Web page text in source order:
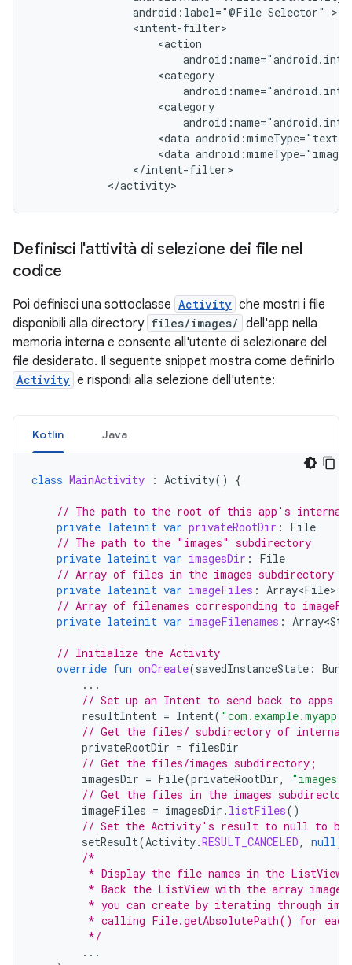
android:label="@File Selector"
<data
<data
</activity>
Definisci l'attività di selezione dei file nel
codice
Poi definisci una sottoclasse Activity che mostri i file
disponibili alla directory files/images/ dell'app nella
memoria interna e consente all'utente di selezionare del
file desiderato. Il seguente snippet mostra come definirlo
Activity e rispondi alla selezione dell'utente:
Kotlin Java
class MainActivity : Activity() {
// The path to the root of this app's internal
private lateinit var privateRootDir :
File
// The path to the "images" subdirectory
private lateinit var imagesDir :
File
// Array of files in the images subdirectory
private lateinit var imageFiles : Array<File>
// Array of filenames corresponding to
private lateinit var imageFilenames :
// Initialize the Activity
override fun onCreate(savedInstanceState :
...
// Set up an Intent to send back to apps
resultIntent = Intent(
// Get the files/ subdirectory of internal
privateRootDir = filesDir
// Get the files/images subdirectory;
imagesDir = File(privateRootDir, "images"
// Get the files in the images
imageFiles = imagesDir . listFiles()
// Set the Activity's result to null to
setResult(Activity.RESULT_CANCELED, null)
/*
* Display the file names in the ListView
* Back the ListView with the array
* you can create by iterating through
* calling File.getAbsolutePath() for
         */
...